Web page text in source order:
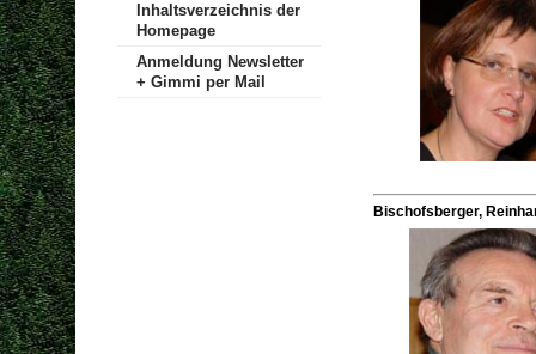
Bischofsberger,
Inhaltsverzeichnis der
Homepage
Anmeldung Newsletter
+ Gimmi per Mail